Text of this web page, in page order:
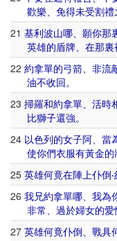
歡樂、 免得未受割禮
21 基利波山哪、 願你那
英雄的盾牌、 在那裏
22 約拿單的弓箭、 非流
油不收回。
23 掃羅和約拿單、 活時
比獅子還強。
24 以色列的女子阿、 當
使你們衣服有黃金的
25 英雄何竟在陣上仆倒‧
26 我兄約拿單哪、 我為
非常、 過於婦女的愛
27 英雄何竟仆倒、 戰具